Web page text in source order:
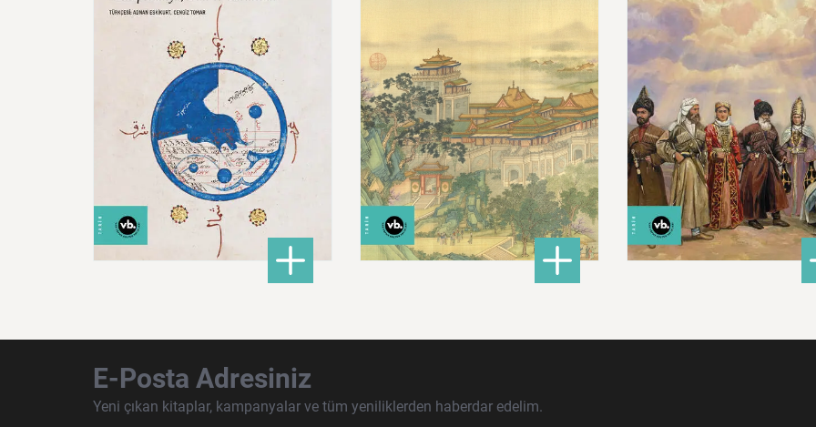
600,00 ₺
DETAYLI BİLGİ: Doğu Hilafeti’nin Toprakları İslam Fethinden Timur’a Mezopotamya, Iran Ve Türkistan
680,00 ₺
DETAYLI BİLGİ: Çin: Tarih, Kültür ve Medeniyet
620,00 ₺
DETAYLI BİLGİ:
E-Posta Adresiniz
Yeni çıkan kitaplar, kampanyalar ve tüm yeniliklerden haberdar edelim.